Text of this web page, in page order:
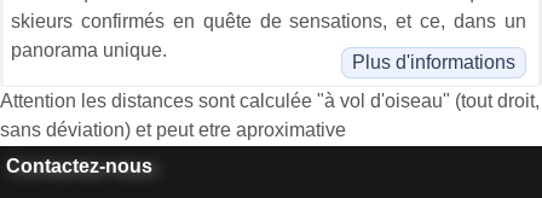
skieurs confirmés en quête de sensations, et ce, dans un
panorama unique.
Plus d'informations
Attention les distances sont calculée "à vol d'oiseau" (tout droit,
sans déviation) et peut etre aproximative
Contactez-nous